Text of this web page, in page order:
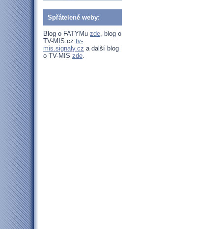
Spřátelené weby:
Blog o FATYMu zde, blog o
TV-MIS.cz tv-
mis.signaly.cz a další blog
o TV-MIS zde.